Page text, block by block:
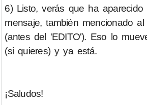
6) Listo, verás que ha
mensaje, también mencionado
(antes del 'EDITO'). Eso lo
(si quieres) y ya está.
¡Saludos!